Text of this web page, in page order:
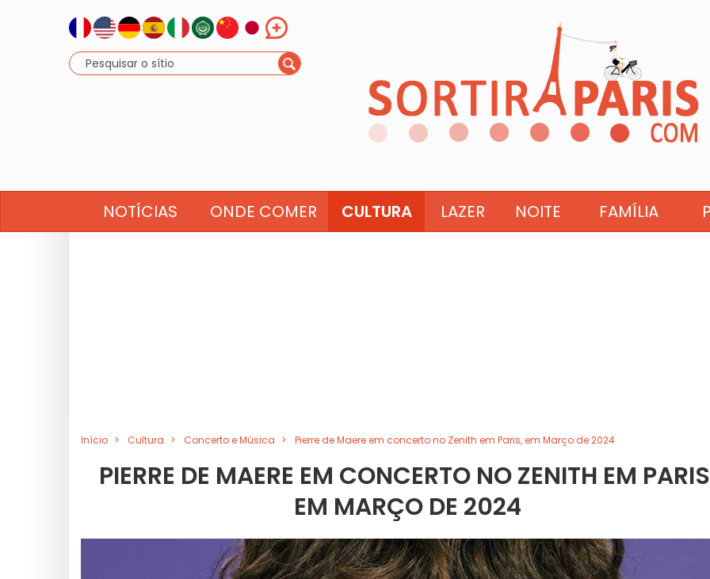
NOTÍCIAS ONDE COMER CULTURA LAZER NOITE FAMÍLIA
Início Cultura Concerto e Música Pierre de Maere em concerto no Zenith em Paris, em Março de 2024
PIERRE DE MAERE EM CONCERTO NO ZENITH EM
EM MARÇO DE 2024